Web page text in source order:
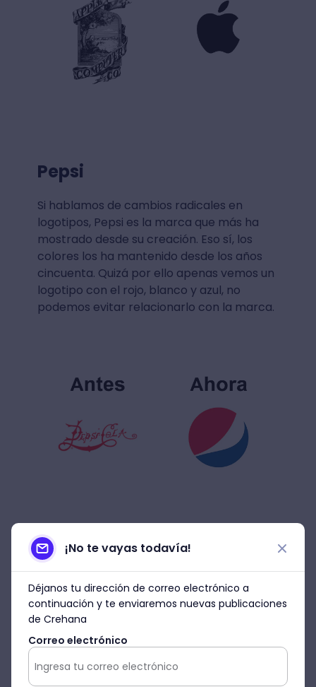
Pepsi
Si hablamos de cambios radicales en
logotipos, Pepsi es la marca que más ha
mostrado desde su creación. Eso sí, los
colores los ha mantenido desde los años
cincuenta. Quizá por ello apenas vemos un
logotipo con el rojo, blanco y azul, no
podemos evitar relacionarlo con la marca.
McDonald´s
Cuando pensamos en McDonald´s, además
de que se nos venga a la mente la clásica
BigMac, siempre recordamos su
emblemática “M”. Pero el logo de esta
cadena de comida rápida es uno de los que
más ha cambiado con el pasar de los años.
¡No te vayas todavía!
Déjanos tu dirección de correo electrónico a
continuación y te enviaremos nuevas publicaciones
de Crehana
Correo electrónico